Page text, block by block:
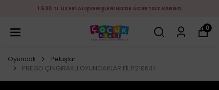
1.500 TL ÜZERİ ALIŞVERİŞLERİNİZDE ÜCRETSİZ KARGO
0
Oyuncak
Peluşlar
PREGO ÇINGIRAKLI OYUNCAKLAR FİL P210641